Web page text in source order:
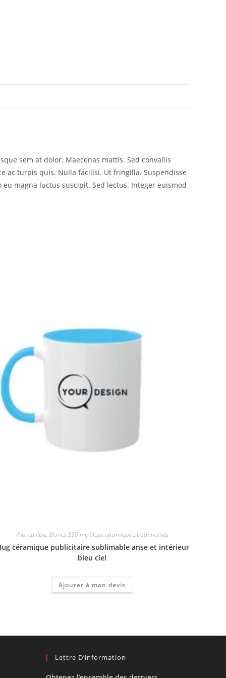
sem at dolor. Maecenas mattis. Sed convallis
ac turpis quis. Nulla facilisi. Ut fringilla. Suspendisse
magna luctus suscipit. Sed lectus. Integer euismod
Avec cuillère, Blancs 330 ml, Mugs céramique personnalisés
céramique publicitaire sublimable anse et intérieur
bleu ciel
Ajouter à mon devis
Lettre D’information